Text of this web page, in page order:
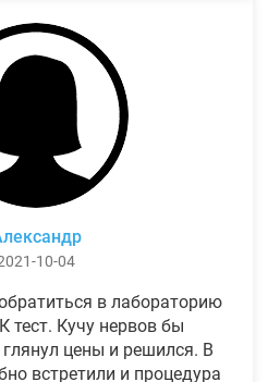
10-04
в лабораторию
тест. Кучу нервов бы
цены и решился. В
встретили и процедура